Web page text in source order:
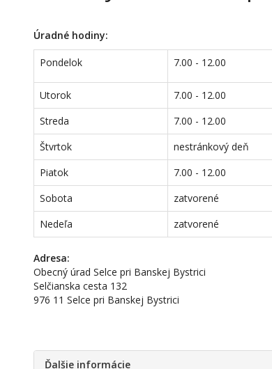
Úradné hodiny:
Pondelok 7.00 - 12.00
Utorok 7.00 - 12.00
Streda
7.00 - 12.00
Štvrtok
nestránkový deň
Piatok
7.00 - 12.00
Sobota
zatvorené
Nedeľa
zatvorené
Adresa:
Obecný úrad Selce pri Banskej Bystrici
Selčianska cesta 132
976 11 Selce pri Banskej Bystrici
Ďalšie informácie